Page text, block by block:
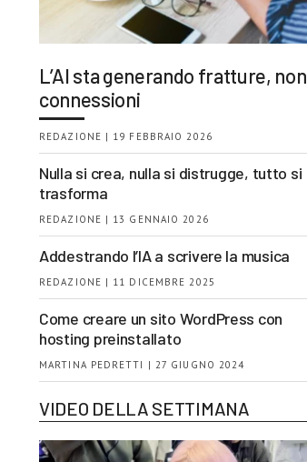
L’AI sta generando fratture, non
connessioni
REDAZIONE | 19 FEBBRAIO 2026
Nulla si crea, nulla si distrugge, tutto si
trasforma
REDAZIONE | 13 GENNAIO 2026
Addestrando l’IA a scrivere la musica
REDAZIONE | 11 DICEMBRE 2025
Come creare un sito WordPress con
hosting preinstallato
MARTINA PEDRETTI | 27 GIUGNO 2024
VIDEO DELLA SETTIMANA